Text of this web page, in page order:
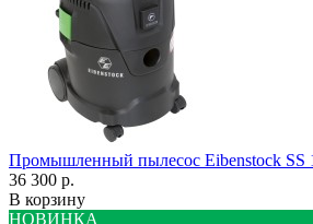
Промышленный пылесос Eibenstock SS
36 300 р.
В корзину
НОВИНКА